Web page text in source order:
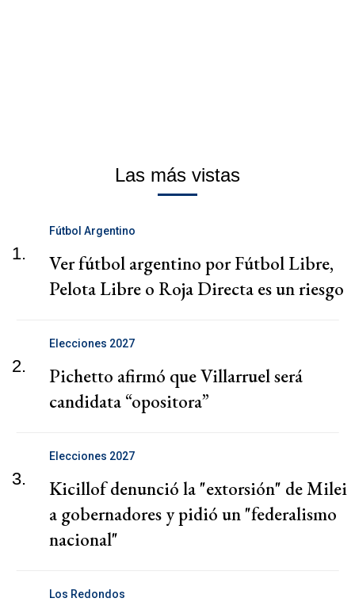
Las más vistas
1.
Fútbol Argentino
Ver fútbol argentino por Fútbol Libre,
Pelota Libre o Roja Directa es un riesgo
2.
Elecciones 2027
Pichetto afirmó que Villarruel será
candidata “opositora”
3.
Elecciones 2027
Kicillof denunció la "extorsión" de Milei
a gobernadores y pidió un "federalismo
nacional"
Los Redondos